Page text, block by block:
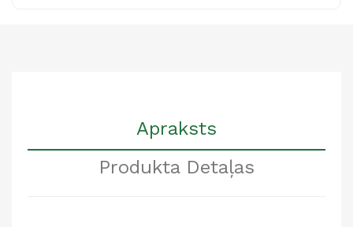
Apraksts
Produkta Detaļas